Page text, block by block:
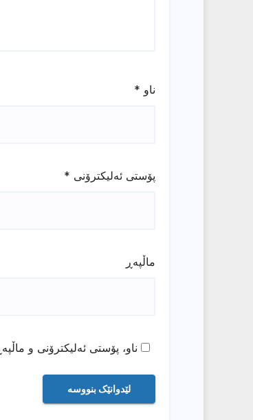
ناو *
پۆستی ئەلیکترۆنی *
ماڵپه‌ڕ
ناو، پۆستی ئەلیکترۆنی و